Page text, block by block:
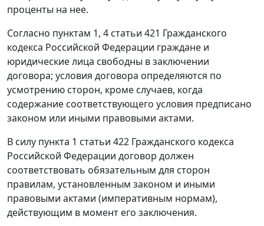
проценты на нее.
Согласно пунктам 1, 4 статьи 421 Гражданского
кодекса Российской Федерации граждане и
юридические лица свободны в заключении
договора; условия договора определяются по
усмотрению сторон, кроме случаев, когда
содержание соответствующего условия предписано
законом или иными правовыми актами.
В силу пункта 1 статьи 422 Гражданского кодекса
Российской Федерации договор должен
соответствовать обязательным для сторон
правилам, установленным законом и иными
правовыми актами (императивным нормам),
действующим в момент его заключения.